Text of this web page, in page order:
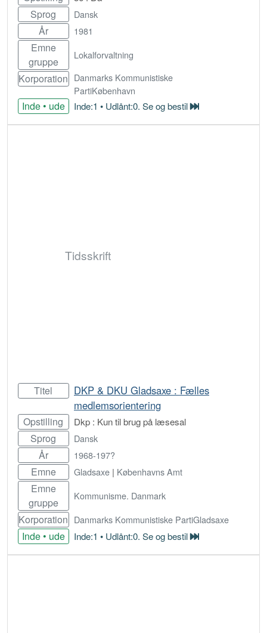
Sprog Dansk
År 1981
Emne
gruppe
Lokalforvaltning
Korporation Danmarks Kommunistiske
PartiKøbenhavn
Inde • ude Inde:1 • Udlånt:0. Se og bestil
Bestil
Tidsskrift
Titel
DKP & DKU Gladsaxe : Fælles
medlemsorientering
Opstilling Dkp : Kun til brug på læsesal
Sprog Dansk
År 1968-197?
Emne Gladsaxe | Københavns Amt
Emne
gruppe
Kommunisme. Danmark
Korporation Danmarks Kommunistiske PartiGladsaxe
Inde • ude Inde:1 • Udlånt:0. Se og bestil
Bestil